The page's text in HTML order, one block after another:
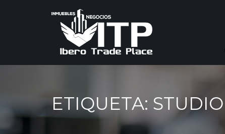
ETIQUETA: STUDIO